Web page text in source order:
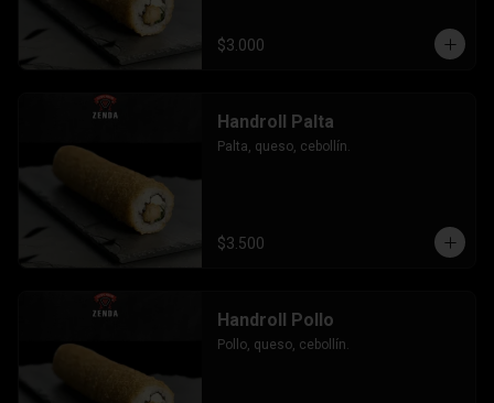
$3.000
Handroll Palta
Palta, queso, cebollín.
$3.500
Handroll Pollo
Pollo, queso, cebollín.